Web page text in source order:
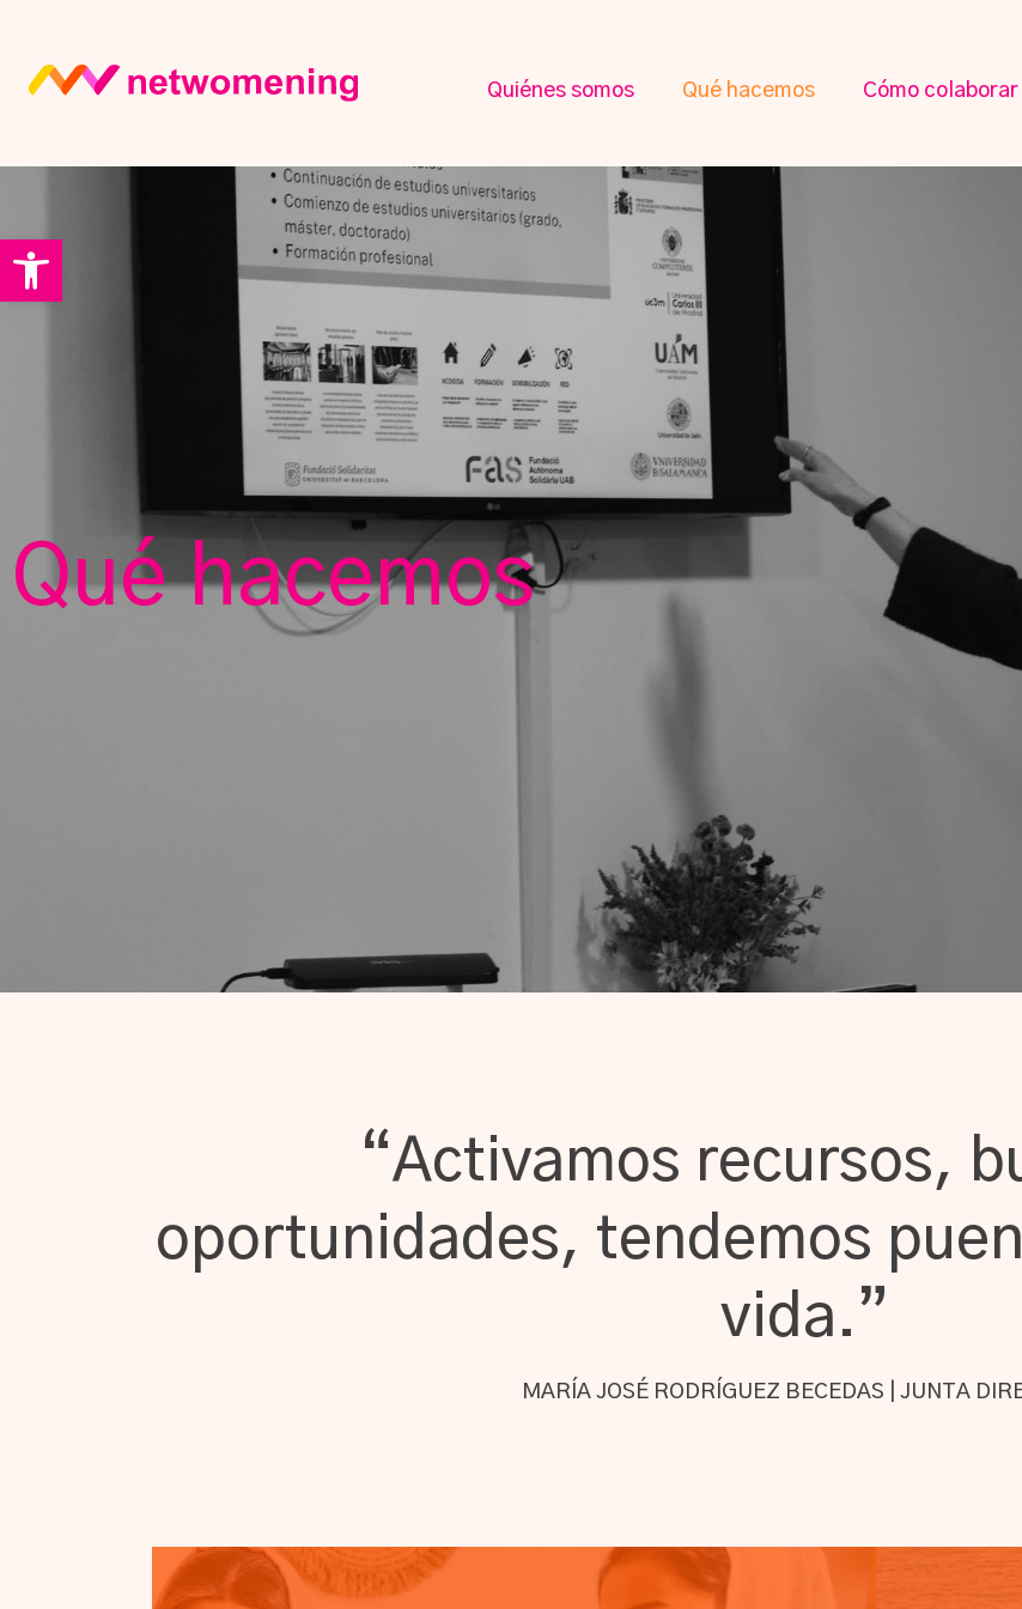
Abrir barra de herramientas
Quiénes somos Qué hacemos Cómo colaborar
Qué hacemos
“Activamos recursos,
oportunidades, tendemos
vida.”
MARÍA JOSÉ RODRÍGUEZ BECEDAS | JUNTA